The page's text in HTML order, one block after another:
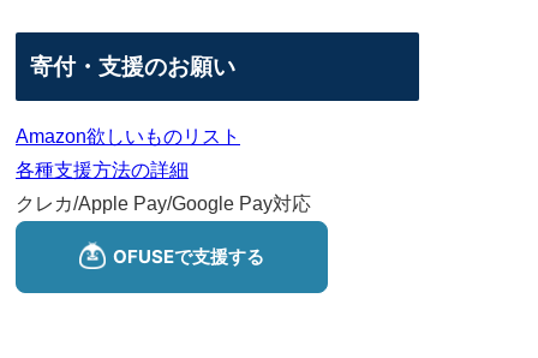
寄付・支援のお願い
Amazon欲しいものリスト
各種支援方法の詳細
クレカ/Apple Pay/Google Pay対応